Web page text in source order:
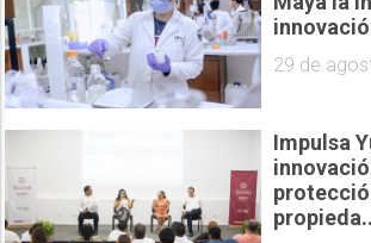
29 de
Impulsa